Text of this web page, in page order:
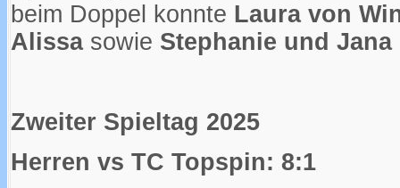
beim Doppel konnte Laura von
Alissa sowie Stephanie und Jana
Zweiter Spieltag 2025
Herren vs TC Topspin: 8:1